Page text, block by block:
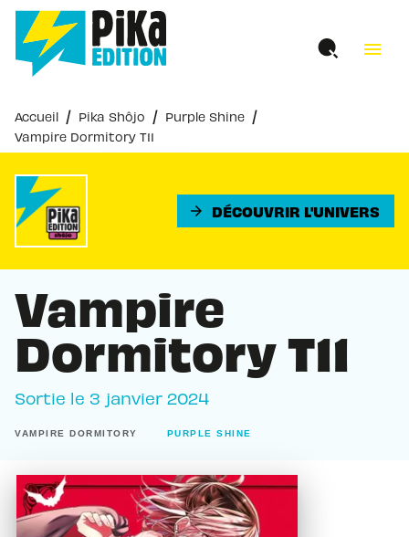
MENU RECHERCHE
PIED DE PAGE
menu
Accueil / Pika Shôjo / Purple Shine /
Vampire Dormitory T11
arrow_forward DÉCOUVRIR L'UNIVERS
Vampire
Dormitory T11
Sortie le 3 janvier 2024
VAMPIRE DORMITORY PURPLE SHINE